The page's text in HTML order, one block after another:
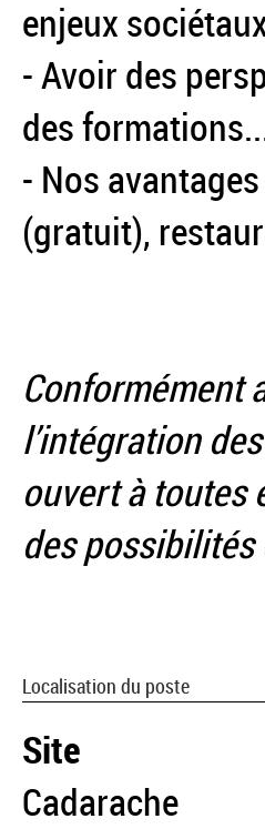
enjeux
- Avoir des
des
- Nos
(gratuit),
Conformément
l’intégration
ouvert à toutes
des
Localisation du poste
Site
Cadarache